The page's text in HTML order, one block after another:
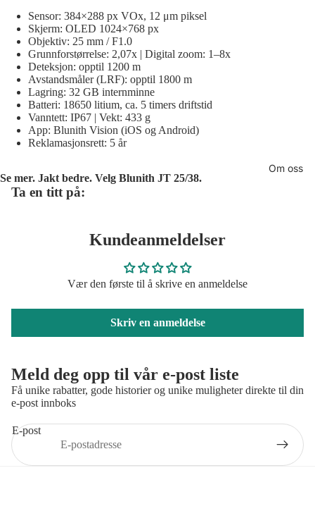
Om oss
Sensor: 384×288 px VOx, 12 μm piksel
Skjerm: OLED 1024×768 px
Objektiv: 25 mm / F1.0
Grunnforstørrelse: 2,07x | Digital zoom: 1–8x
Deteksjon: opptil 1200 m
Avstandsmåler (LRF): opptil 1800 m
Lagring: 32 GB internminne
Batteri: 18650 litium, ca. 5 timers driftstid
Vanntett: IP67 | Vekt: 433 g
App: Blunith Vision (iOS og Android)
Reklamasjonsrett: 5 år
Se mer. Jakt bedre. Velg Blunith JT 25/38.
Ta en titt på:
Kundeanmeldelser
Vær den første til å skrive en anmeldelse
Skriv en anmeldelse
Meld deg opp til vår e-post liste
Få unike rabatter, gode historier og unike muligheter direkte til din
e-post innboks
E-post